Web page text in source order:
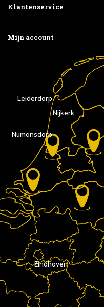
Klantenservice
Mijn account
Eindhoven
Nijkerk
Numansdorp
Leiderdorp